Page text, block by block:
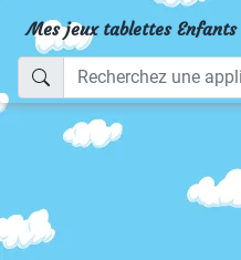
Mes jeux tablettes Enfants